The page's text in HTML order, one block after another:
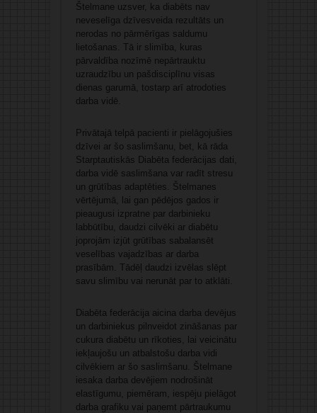
Štelmane uzsver, ka diabēts nav
neveselīga dzīvesveida rezultāts un
nerodas no pārmērīgas saldumu
lietošanas. Tā ir slimība, kuras
pārvaldība nozīmē nepārtrauktu
uzraudzību un pašdisciplīnu visas
dienas garumā, tostarp arī atrodoties
darba vidē.
Privātajā telpā pacienti ir pielāgojušies
dzīvei ar šo saslimšanu, bet, kā rāda
Starptautiskās Diabēta federācijas dati,
darba vidē saslimšana var radīt stresu
un grūtības adaptēties. Štelmanes
vērtējumā, lai gan pēdējos gados ir
pieaugusi izpratne par darbinieku
labbūtību, daudzi cilvēki ar diabētu
joprojām izjūt grūtības sabalansēt
veselības vajadzības ar darba
prasībām. Tādēļ daudzi izvēlas slēpt
savu slimību vai nerunāt par to atklāti.
Diabēta federācija aicina darba devējus
un darbiniekus pilnveidot zināšanas par
cukura diabētu un rīkoties, lai veicinātu
iekļaujošu un atbalstošu darba vidi
cilvēkiem ar šo saslimšanu. Štelmane
iesaka darba devējiem nodrošināt
elastīgumu, piemēram, iespēju pielāgot
darba grafiku vai paņemt pārtraukumu